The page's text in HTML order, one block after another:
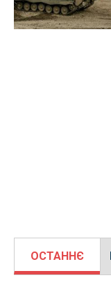
ОСТАННЄ